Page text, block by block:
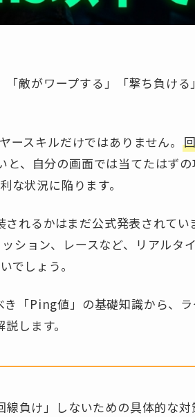
「敵がワープする」「撃ち負け
スキルだけではありません。
と、自分の画面では当てたはず
な状況に陥ります。
れるかはまだ公式発表されてい
ション、レースなど、リアルタ
でしょう。
「Ping値」の基礎知識から、
します。
負け」しないための具体的な対